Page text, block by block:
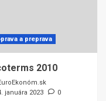
a preprava
2010
januára 2023
0